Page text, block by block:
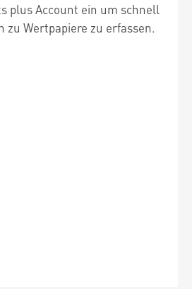
plus Account ein um schnell
zu Wertpapiere zu erfassen.